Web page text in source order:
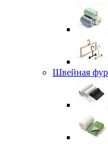
Швейная